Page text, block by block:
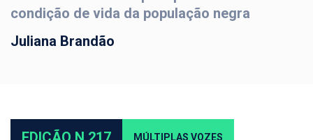
condição de vida da população negra
Juliana Brandão
MÚLTIPLAS VOZES